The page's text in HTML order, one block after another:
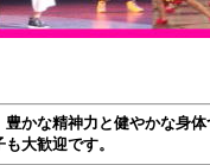
かな精神力と健やかな身
大歓迎です。